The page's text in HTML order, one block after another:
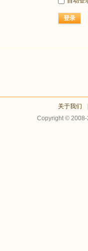
登录
关于我们
Copyright ©